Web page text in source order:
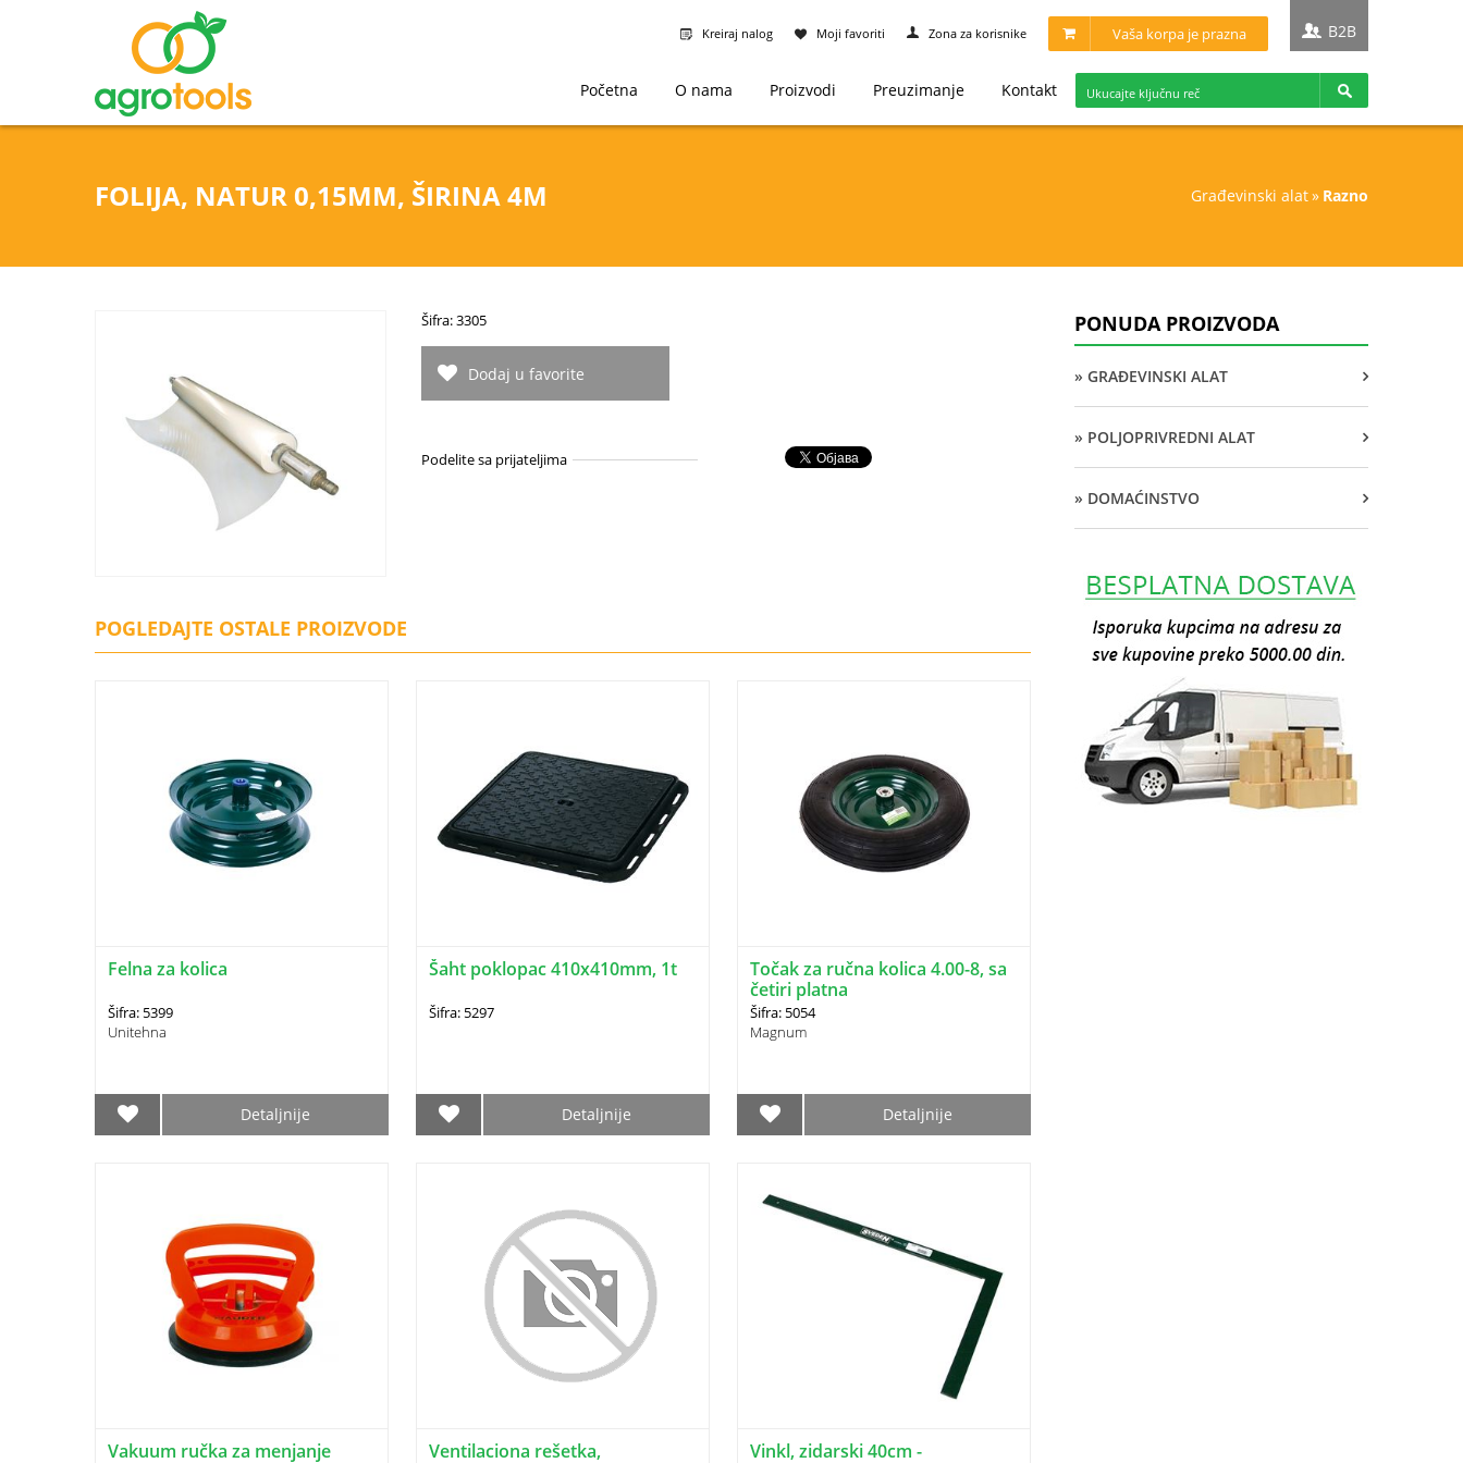
FOLIJA, NATUR 0,15MM, ŠIRINA 4M građevinski alat» razno
Kreiraj nalog Moji favoriti Zona za korisnike Vaša korpa je prazna B2B
Početna O nama Proizvodi Preuzimanje Kontakt
Šifra: 3305
Dodaj u favorite
Podelite sa prijateljima
POGLEDAJTE OSTALE PROIZVODE
Felna za kolica
Šifra: 5399
Unitehna
Detaljnije
Šaht poklopac 410x410mm, 1t
Šifra: 5297
Detaljnije
Točak za ručna kolica 4.00-8, sa
četiri platna
Šifra: 5054
Magnum
Detaljnije
Vakuum ručka za menjanje
Ventilaciona rešetka,
Vinkl, zidarski 40cm -
PONUDA PROIZVODA
» GRAĐEVINSKI ALAT
» POLJOPRIVREDNI ALAT
» DOMAĆINSTVO